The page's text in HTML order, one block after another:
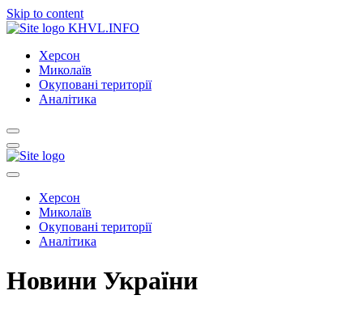
Skip to content
KHVL.INFO
Херсон
Миколаїв
Окуповані території
Аналітика
Херсон
Миколаїв
Окуповані території
Аналітика
Новини України